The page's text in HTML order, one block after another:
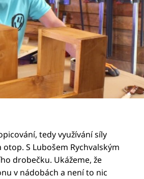
tedy využívání síly
S Lubošem Rychvalským
drobečku. Ukážeme, že
v nádobách a není to nic